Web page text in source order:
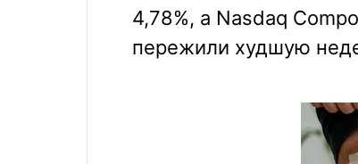
4,78%, а Nasdaq
пережили худшую